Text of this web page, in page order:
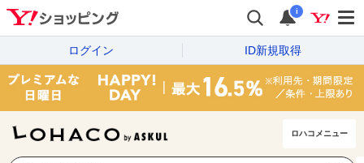
i
ログイン ID新規取得
ロハコメニュー